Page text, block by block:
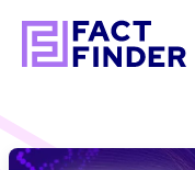
Lösungen